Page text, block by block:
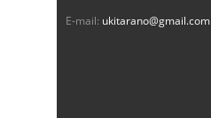
E-mail: ukitarano@gmail.com